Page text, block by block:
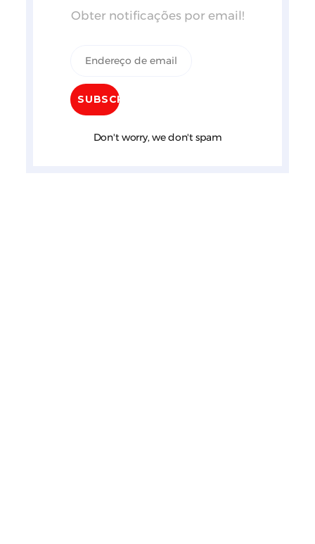
Obter notificações por email!
Don't worry, we don't spam